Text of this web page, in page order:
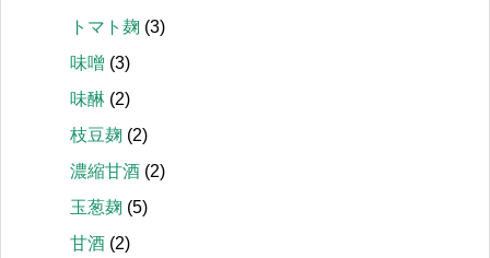
トマト麹 (3)
味噌 (3)
味醂 (2)
枝豆麹 (2)
濃縮甘酒 (2)
玉葱麹 (5)
甘酒 (2)